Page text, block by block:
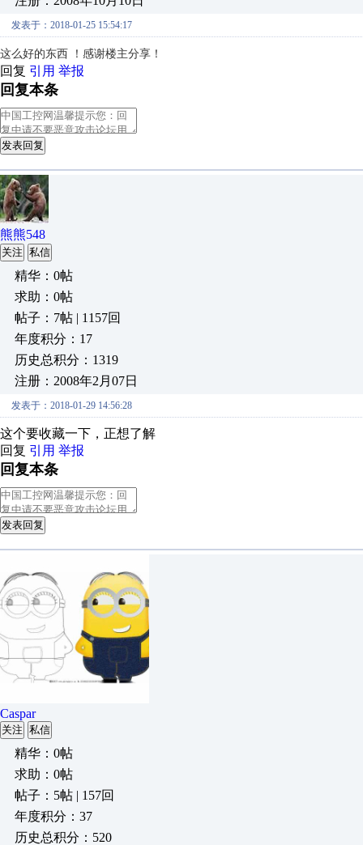
发表于：2018-01-25 15:54:17
这么好的东西 ！感谢楼主分享！
回复 引用 举报
回复本条
发表回复
熊熊548
关注 私信
精华：0帖
求助：0帖
帖子：7帖 | 1157回
年度积分：17
历史总积分：1319
注册：2008年2月07日
发表于：2018-01-29 14:56:28
这个要收藏一下，正想了解
回复 引用 举报
回复本条
发表回复
Caspar
关注 私信
精华：0帖
求助：0帖
帖子：5帖 | 157回
年度积分：37
历史总积分：520